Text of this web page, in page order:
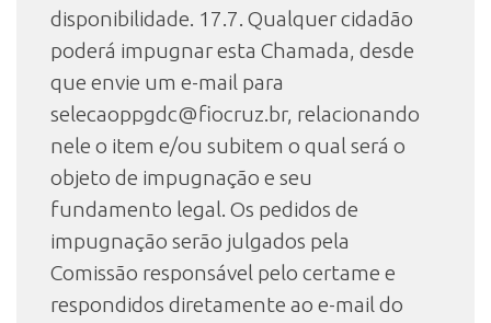
disponibilidade. 17.7. Qualquer cidadão
poderá impugnar esta Chamada, desde
que envie um e-mail para
selecaoppgdc@fiocruz.br, relacionando
nele o item e/ou subitem o qual será o
objeto de impugnação e seu
fundamento legal. Os pedidos de
impugnação serão julgados pela
Comissão responsável pelo certame e
respondidos diretamente ao e-mail do